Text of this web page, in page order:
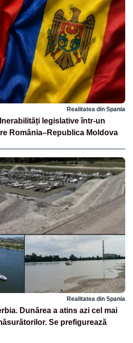
Realitatea din Spania
legislative într-un
România–Republica Moldova
Realitatea din Spania
Dunărea a atins azi cel mai
Se prefigurează